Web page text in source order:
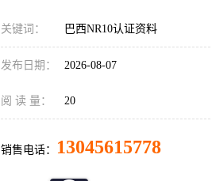
关键词： 巴西NR10认证资料
发布日期： 2026-08-07
阅 读 量： 20
销售电话： 13045615778